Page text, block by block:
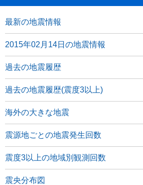
最新の地震情報
2015年02月14日の地震情報
過去の地震履歴
過去の地震履歴(震度3以上)
海外の大きな地震
震源地ごとの地震発生回数
震度3以上の地域別観測回数
震央分布図